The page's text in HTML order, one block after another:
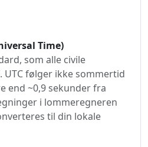
Time)
som alle civile
følger ikke sommertid
end ~0,9 sekunder fra
i lommeregneren
til din lokale